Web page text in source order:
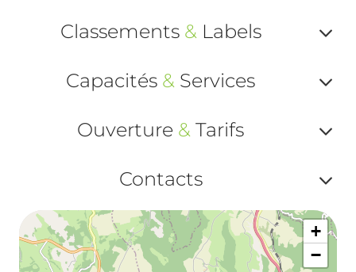
Classements &Labels
ou
Capacités & Services
ou
Ouverture & Tarifs
ou
Contacts
ou
+
−